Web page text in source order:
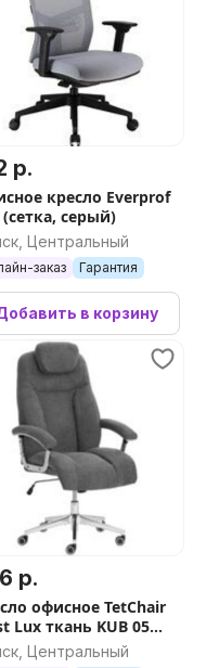
р.
кресло Everprof
(сетка, серый)
Центральный
заказ Гарантия
в корзину
р.
офисное TetChair
Lux ткань KUB 05
Центральный